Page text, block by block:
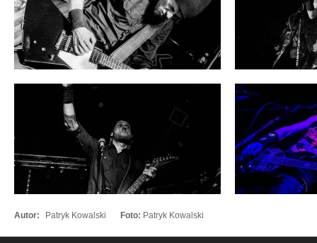
Autor: Patryk Kowalski Foto: Patryk Kowalski